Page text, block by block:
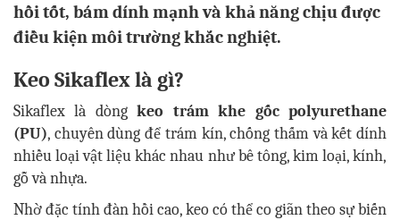
hồi tốt, bám dính mạnh và khả năng chịu được
điều kiện môi trường khắc nghiệt.
Keo Sikaflex là gì?
Sikaflex là dòngkeo trám khe gốc polyurethane
(PU), chuyên dùng để trám kín, chống thấm và kết dính
nhiều loại vật liệu khác nhau như bê tông, kim loại, kính,
gỗ và nhựa.
Nhờ đặc tính đàn hồi cao, keo có thể co giãn theo sự biến